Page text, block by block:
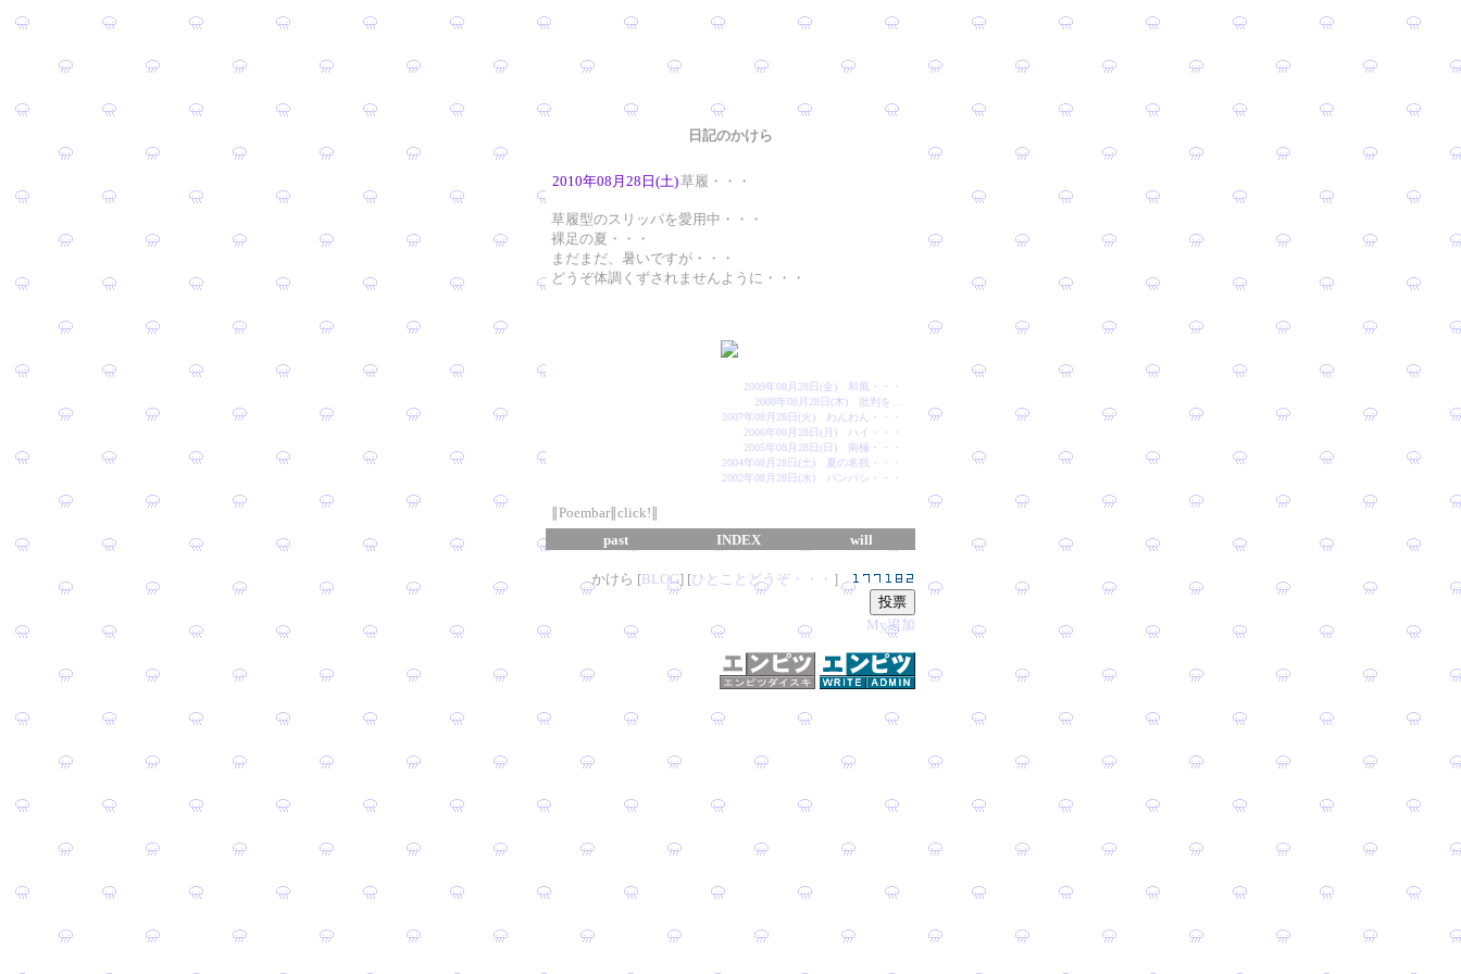
日記のかけら
2010年08月28日(土)草履・・・
草履型のスリッパを愛用中・・・
裸足の夏・・・
まだまだ、暑いですが・・・
どうぞ体調くずされませんように・・・
2009年08月28日(金) 和風・・・
2008年08月28日(木) 批判を…
2007年08月28日(火) わんわん・・・
2006年08月28日(月) ハイ・・・
2005年08月28日(日) 南極・・・
2004年08月28日(土) 夏の名残・・・
2002年08月28日(水) パンパシ・・・
∥Poembar∥click!∥
past
INDEX will
かけら [BLOG] [ひとことどうぞ・・・ ］
My追加